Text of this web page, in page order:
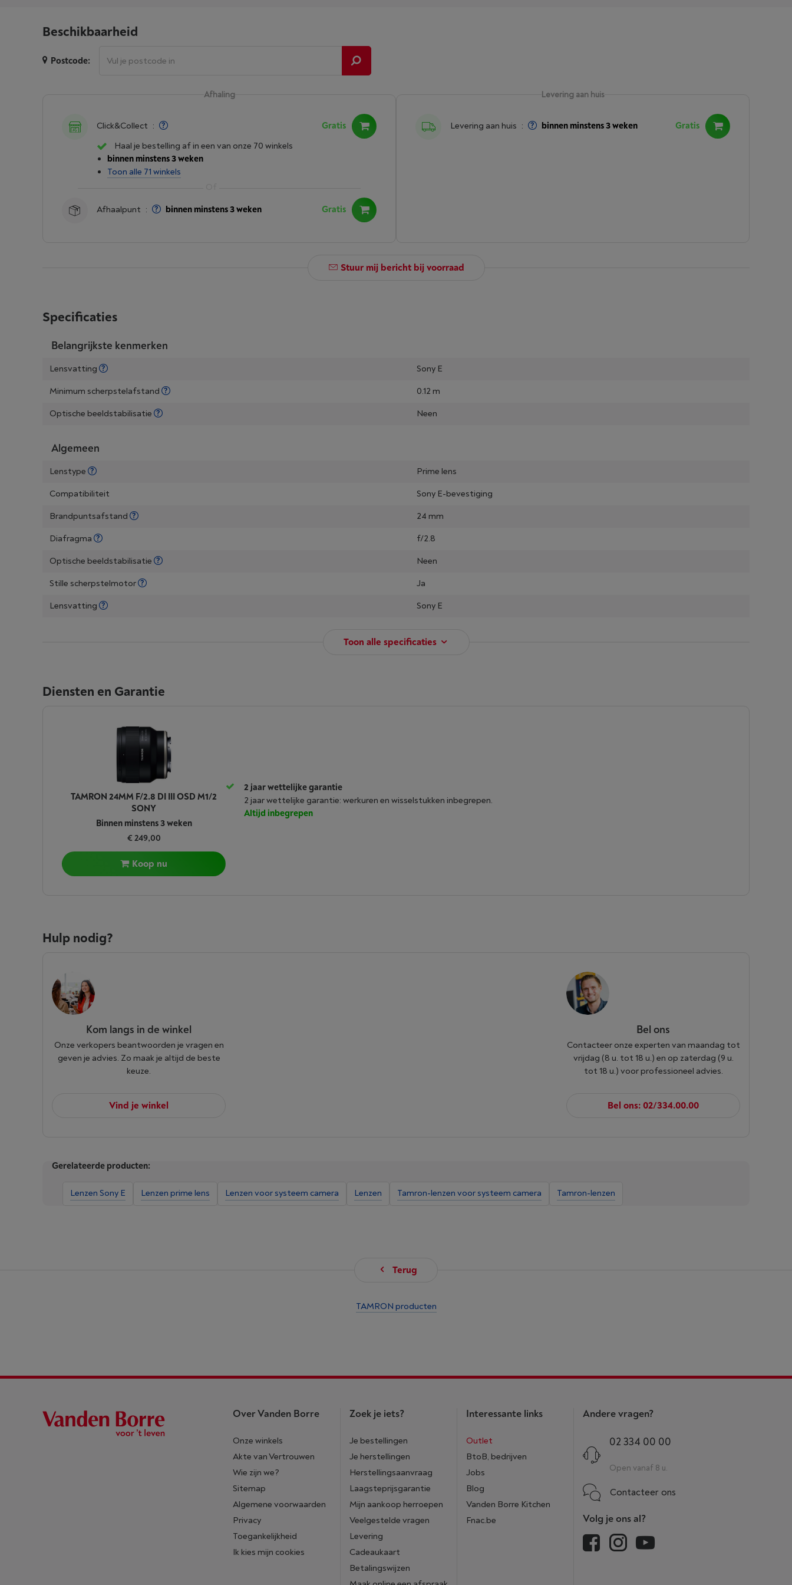
Beschikbaarheid
Postcode:
Levering aan huis
Levering aan huis : binnen minstens 3 weken Gratis
Afhaling
Click&Collect :
Gratis
Haal je bestelling af in een van onze 70 winkels
binnen minstens 3 weken
Toon alle 71 winkels
Afhaalpunt : binnen minstens 3 weken Gratis
Stuur mij bericht bij voorraad
Specificaties
Belangrijkste kenmerken
Lensvatting
Sony E
Minimum scherpstelafstand
0.12 m
Optische beeldstabilisatie
Neen
Algemeen
Lenstype
Prime lens
Compatibiliteit
Sony E-bevestiging
Brandpuntsafstand
24 mm
Diafragma
f/2.8
Optische beeldstabilisatie
Neen
Stille scherpstelmotor
Ja
Lensvatting
Sony E
Toon alle specificaties
Diensten en Garantie
TAMRON 24MM F/2.8 DI III OSD M1/2
SONY
Binnen minstens 3 weken
€ 249,00
Koop nu
2 jaar wettelijke garantie
2 jaar wettelijke garantie: werkuren en wisselstukken inbegrepen.
Altijd inbegrepen
Hulp nodig?
Kom langs in de winkel
Onze verkopers beantwoorden je vragen en
geven je advies. Zo maak je altijd de beste
keuze.
Vind je winkel
Bel ons
Contacteer onze experten van maandag tot
vrijdag (8 u. tot 18 u.) en op zaterdag (9 u.
tot 18 u.) voor professioneel advies.
Bel ons: 02/334.00.00
Gerelateerde producten:
Lenzen Sony E Lenzen prime lens Lenzen voor systeem camera Lenzen Tamron-lenzen voor systeem camera Tamron-lenzen
Terug
TAMRON producten
Over Vanden Borre
Onze winkels
Akte van Vertrouwen
Wie zijn we?
Sitemap
Algemene voorwaarden
Privacy
Toegankelijkheid
Ik kies mijn cookies
Zoek je iets?
Je bestellingen
Je herstellingen
Herstellingsaanvraag
Laagsteprijsgarantie
Mijn aankoop herroepen
Veelgestelde vragen
Levering
Cadeaukaart
Betalingswijzen
Interessante links
Outlet
BtoB, bedrijven
Jobs
Blog
Vanden Borre Kitchen
Fnac.be
Andere vragen?
02 334 00 00
Open vanaf 8 u.
Contacteer ons
Volg je ons al?